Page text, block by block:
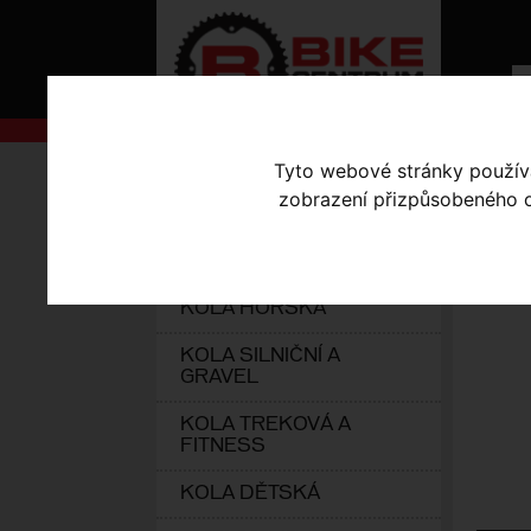
Tyto webové stránky
zobrazení přizpůsobeného
KOLA HORSKÁ
KOLA SILNIČNÍ A
GRAVEL
KOLA TREKOVÁ A
FITNESS
KOLA DĚTSKÁ
Úvodní